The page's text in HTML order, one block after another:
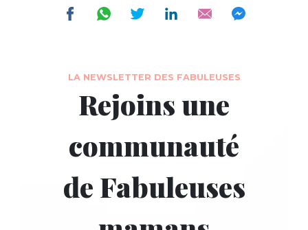
LA NEWSLETTER DES FABULEUSES
Rejoins une
communauté
de Fabuleuses